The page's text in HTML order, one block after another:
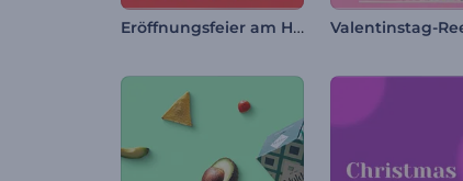
Eröffnungsfeier am Halloweenabend